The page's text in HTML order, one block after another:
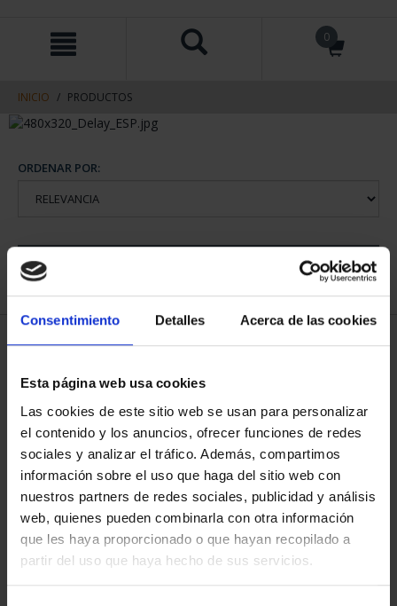
Consentimiento Detalles Acerca de las cookies
Esta página web usa cookies
Las cookies de este sitio web se usan para personalizar
el contenido y los anuncios, ofrecer funciones de redes
sociales y analizar el tráfico. Además, compartimos
información sobre el uso que haga del sitio web con
nuestros partners de redes sociales, publicidad y análisis
web, quienes pueden combinarla con otra información
que les haya proporcionado o que hayan recopilado a
partir del uso que haya hecho de sus servicios.
contenido
navegacin
0
INICIO PRODUCTOS
ORDENAR POR:
1 Productos encontrados